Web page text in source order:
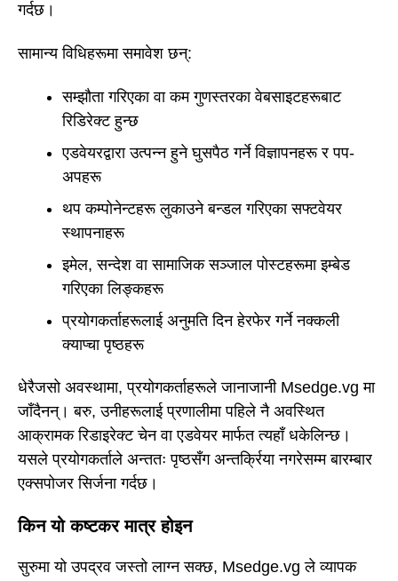
गर्दछ।
सामान्य विधिहरूमा समावेश छन्:
सम्झौता गरिएका वा कम गुणस्तरका वेबसाइटहरूबाट
रिडिरेक्ट हुन्छ
एडवेयरद्वारा उत्पन्न हुने घुसपैठ गर्ने विज्ञापनहरू र पप-
अपहरू
थप कम्पोनेन्टहरू लुकाउने बन्डल गरिएका सफ्टवेयर
स्थापनाहरू
इमेल, सन्देश वा सामाजिक सञ्जाल पोस्टहरूमा इम्बेड
गरिएका लिङ्कहरू
प्रयोगकर्ताहरूलाई अनुमति दिन हेरफेर गर्ने नक्कली
क्याप्चा पृष्ठहरू
धेरैजसो अवस्थामा, प्रयोगकर्ताहरूले जानाजानी Msedge.vg मा
जाँदैनन्। बरु, उनीहरूलाई प्रणालीमा पहिले नै अवस्थित
आक्रामक रिडाइरेक्ट चेन वा एडवेयर मार्फत त्यहाँ धकेलिन्छ।
यसले प्रयोगकर्ताले अन्ततः पृष्ठसँग अन्तर्क्रिया नगरेसम्म बारम्बार
एक्सपोजर सिर्जना गर्दछ।
किन यो कष्टकर मात्र होइन
सुरुमा यो उपद्रव जस्तो लाग्न सक्छ, Msedge.vg ले व्यापक